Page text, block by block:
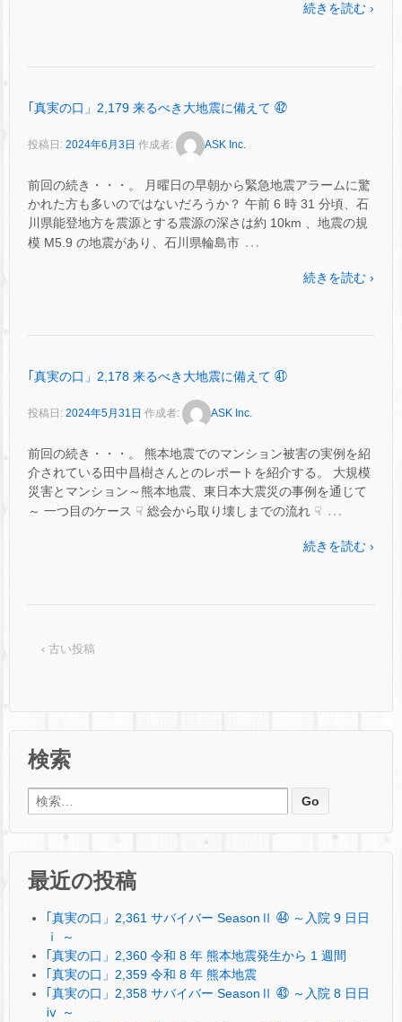
続きを読む ›
｢真実の口」2,179 来るべき大地震に備えて ㊷
投稿日: 2024年6月3日 作成者: ASK Inc.
前回の続き・・・。 月曜日の早朝から緊急地震アラームに驚
かれた方も多いのではないだろうか？ 午前 6 時 31 分頃、石
川県能登地方を震源とする震源の深さは約 10km 、地震の規
模 M5.9 の地震があり、石川県輪島市 …
続きを読む ›
｢真実の口」2,178 来るべき大地震に備えて ㊶
投稿日: 2024年5月31日 作成者: ASK Inc.
前回の続き・・・。 熊本地震でのマンション被害の実例を紹
介されている田中昌樹さんとのレポートを紹介する。 大規模
災害とマンション～熊本地震、東日本大震災の事例を通じて
～ 一つ目のケース ☟ 総会から取り壊しまでの流れ ☟ …
続きを読む ›
‹ 古い投稿
検索
検索:
最近の投稿
｢真実の口」2,361 サバイバー SeasonⅡ ㊹ ～入院 9 日日
ⅰ ～
｢真実の口」2,360 令和 8 年 熊本地震発生から 1 週間
｢真実の口」2,359 令和 8 年 熊本地震
｢真実の口」2,358 サバイバー SeasonⅡ ㊸ ～入院 8 日日
ⅳ ～